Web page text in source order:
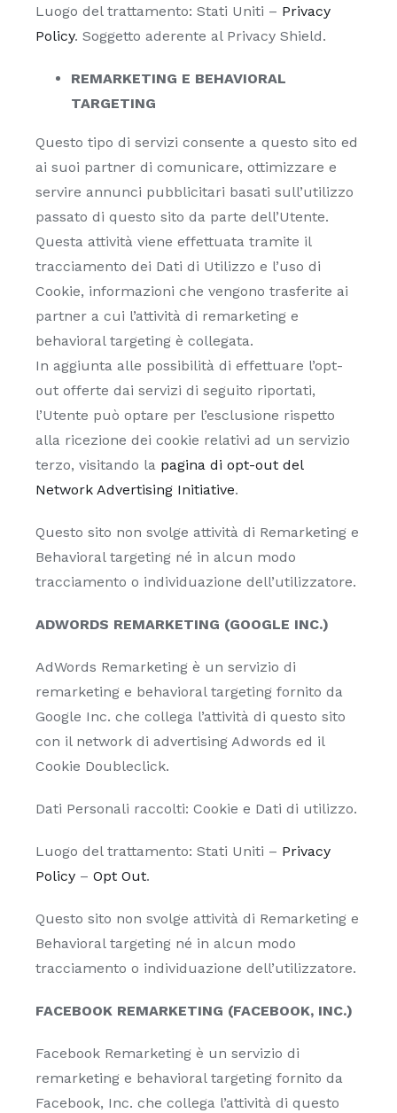
Luogo del trattamento: Stati Uniti – Privacy
Policy. Soggetto aderente al Privacy Shield.
REMARKETING E BEHAVIORAL
TARGETING
Questo tipo di servizi consente a questo sito ed
ai suoi partner di comunicare, ottimizzare e
servire annunci pubblicitari basati sull’utilizzo
passato di questo sito da parte dell’Utente.
Questa attività viene effettuata tramite il
tracciamento dei Dati di Utilizzo e l’uso di
Cookie, informazioni che vengono trasferite ai
partner a cui l’attività di remarketing e
behavioral targeting è collegata.
In aggiunta alle possibilità di effettuare l’opt-
out offerte dai servizi di seguito riportati,
l’Utente può optare per l’esclusione rispetto
alla ricezione dei cookie relativi ad un servizio
terzo, visitando la pagina di opt-out del
Network Advertising Initiative.
Questo sito non svolge attività di Remarketing e
Behavioral targeting né in alcun modo
tracciamento o individuazione dell’utilizzatore.
ADWORDS REMARKETING (GOOGLE INC.)
AdWords Remarketing è un servizio di
remarketing e behavioral targeting fornito da
Google Inc. che collega l’attività di questo sito
con il network di advertising Adwords ed il
Cookie Doubleclick.
Dati Personali raccolti: Cookie e Dati di utilizzo.
Luogo del trattamento: Stati Uniti – Privacy
Policy– Opt Out.
Questo sito non svolge attività di Remarketing e
Behavioral targeting né in alcun modo
tracciamento o individuazione dell’utilizzatore.
FACEBOOK REMARKETING (FACEBOOK, INC.)
Facebook Remarketing è un servizio di
remarketing e behavioral targeting fornito da
Facebook, Inc. che collega l’attività di questo